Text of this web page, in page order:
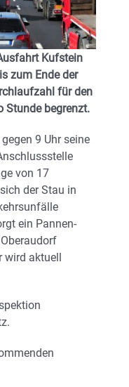
Kufstein
zum Ende der
für den
Stunde begrenzt.
9 Uhr seine
von 17
der Stau in
ein Pannen-
wird aktuell